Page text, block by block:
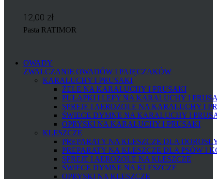
12,00 zł
Pasta RATIMOR
OWADY
ZWALCZANIE OWADÓW I PAJĘCZAKÓW
KARALUCHY I PRUSAKI
ŻELE NA KARALUCHY I PRUSAKI
PUŁAPKI I LEPY NA KARALUCHY I
SPREJE I AEROZOLE NA KARALUCHY I
ŚWIECE DYMNE NA KARALUCHY I
OPRYSKI NA KARALUCHY I PRUSAKI
KLESZCZE
PREPARATY NA KLESZCZE DLA
PREPARATY NA KLESZCZE DLA PSÓW I
SPREJE I AEROZOLE NA KLESZCZE
ŚWIECE DYMNE NA KLESZCZE
OPRYSKI NA KLESZCZE